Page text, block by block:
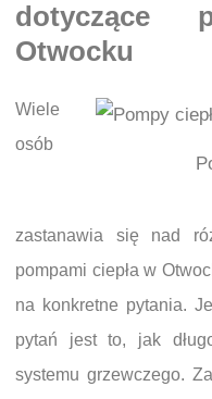
dotyczące
Otwocku
Wiele
osób
zastanawia się nad
pompami ciepła w
na konkretne pytania.
pytań jest to, jak
systemu grzewczego.